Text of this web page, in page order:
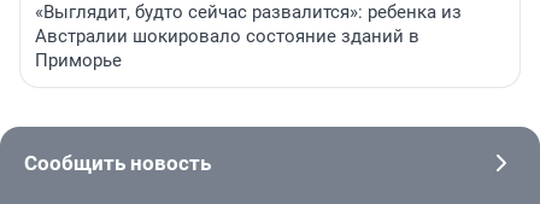
«Выглядит, будто сейчас развалится»: ребенка из
Австралии шокировало состояние зданий в
Приморье
Сообщить новость